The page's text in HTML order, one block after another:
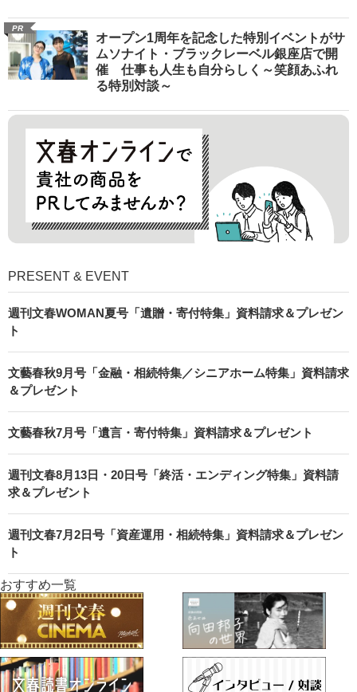
PR
オープン1周年を記念した特別イベントがサ
ムソナイト・ブラックレーベル銀座店で開
催 仕事も人生も自分らしく～笑顔あふれ
る特別対談～
PRESENT & EVENT
週刊文春WOMAN夏号「遺贈・寄付特集」資料請求＆プレゼン
ト
文藝春秋9月号「金融・相続特集／シニアホーム特集」資料請求
＆プレゼント
文藝春秋7月号「遺言・寄付特集」資料請求＆プレゼント
週刊文春8月13日・20日号「終活・エンディング特集」資料請
求＆プレゼント
週刊文春7月2日号「資産運用・相続特集」資料請求＆プレゼン
ト
おすすめ一覧